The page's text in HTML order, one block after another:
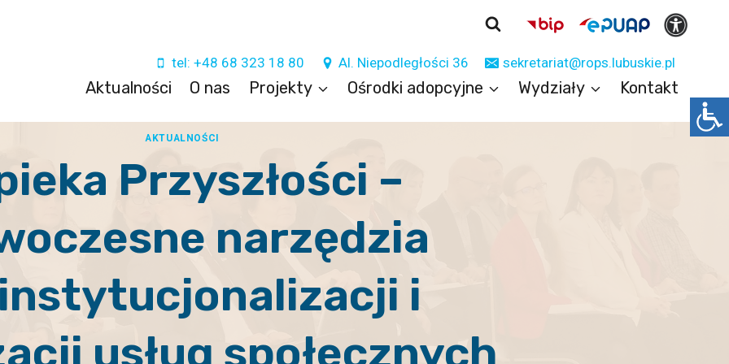
tel: +48 68 323 18 80 Al. Niepodległości 36 sekretariat@rops.lubuskie.pl
Aktualności O nas Projekty Ośrodki adopcyjne Wydziały Kontakt
AKTUALNOŚCI
Przyszłości –
narzędzia
i
usług społecznych